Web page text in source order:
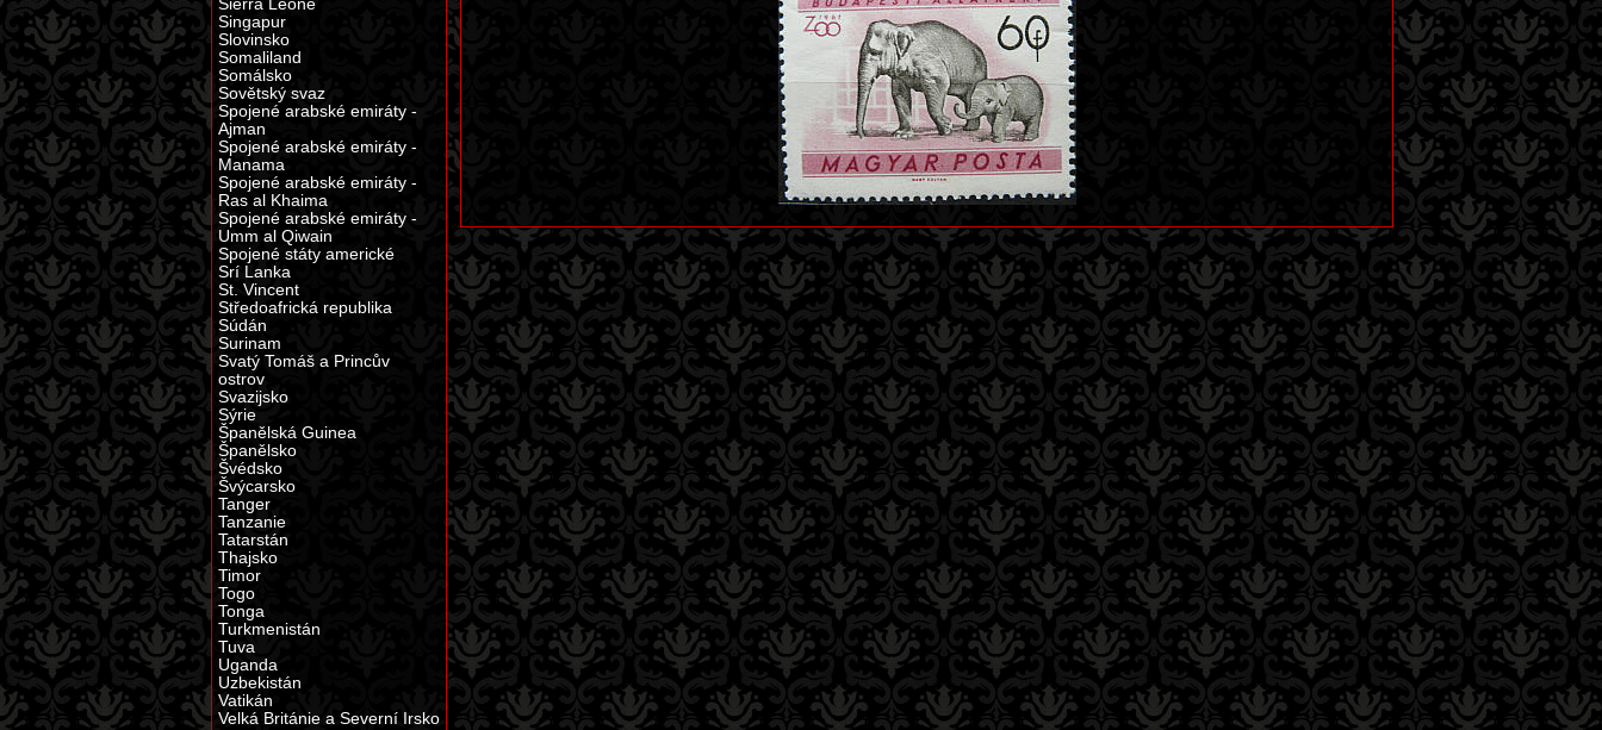
Sierra Leone
Singapur
Slovinsko
Somaliland
Somálsko
Sovětský svaz
Spojené arabské emiráty -
Ajman
Spojené arabské emiráty -
Manama
Spojené arabské emiráty -
Ras al Khaima
Spojené arabské emiráty -
Umm al Qiwain
Spojené státy americké
Srí Lanka
St. Vincent
Středoafrická republika
Súdán
Surinam
Svatý Tomáš a Princův
ostrov
Svazijsko
Sýrie
Španělská Guinea
Španělsko
Švédsko
Švýcarsko
Tanger
Tanzanie
Tatarstán
Thajsko
Timor
Togo
Tonga
Turkmenistán
Tuva
Uganda
Uzbekistán
Vatikán
Velká Británie a Severní Irsko